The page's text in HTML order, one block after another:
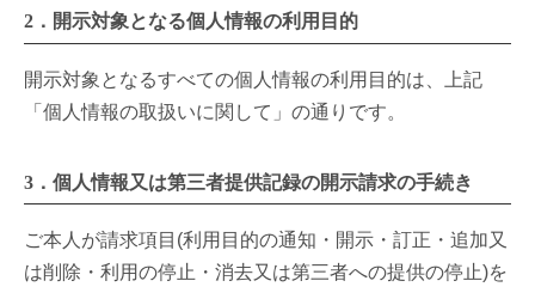
2．開示対象となる個人情報の利用目的
開示対象となるすべての個人情報の利用目的は、上記
「個人情報の取扱いに関して」の通りです。
3．個人情報又は第三者提供記録の開示請求の手続き
ご本人が請求項目(利用目的の通知・開示・訂正・追加又
は削除・利用の停止・消去又は第三者への提供の停止)を